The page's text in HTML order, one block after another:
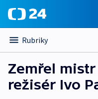
Rubriky
Zemřel
režisér Ivo